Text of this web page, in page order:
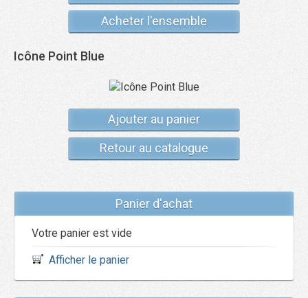
Acheter l'ensemble
Icône Point Blue
Ajouter au panier
Retour au catalogue
Panier d'achat
Votre panier est vide
Afficher le panier